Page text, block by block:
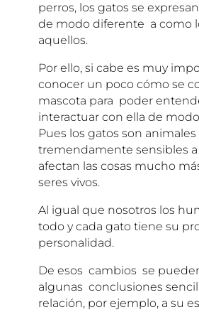
perros, los gatos se
de modo diferente a como
aquellos.
Por ello, si cabe es muy
conocer un poco cómo se
mascota para poder
interactuar con ella de
Pues los gatos son animales
tremendamente sensibles a
afectan las cosas mucho
seres vivos.
Al igual que nosotros los
todo y cada gato tiene su
personalidad.
De esos cambios se
algunas conclusiones
relación, por ejemplo, a su